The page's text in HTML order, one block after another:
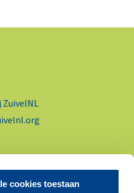
cookies toestaan
ZuivelNL